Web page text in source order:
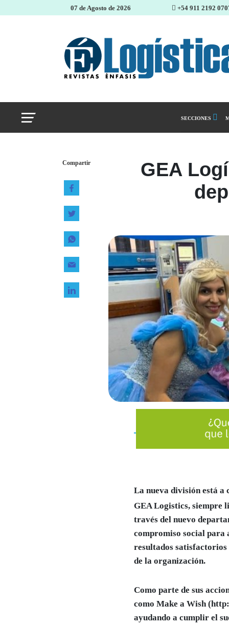
07 de Agosto de 2026 +54 911 2192
SECCIONES
Almacenes e
Cadena de
Logística y
Tecnología
Transporte
Compartir
GEA
La nueva división está a
GEA Logistics, siempre
través del nuevo
compromiso social para
resultados satisfactorios
de la organización.
Como parte de sus
como Make a Wish
ayudando a cumplir el